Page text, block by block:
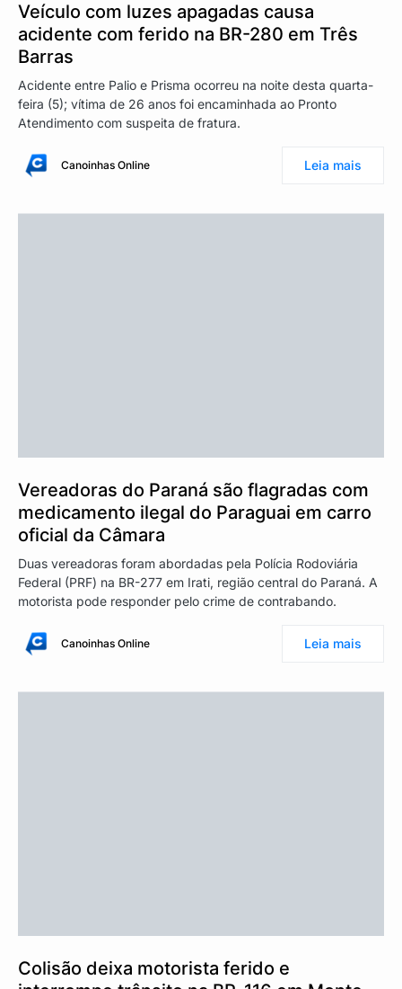
Veículo com luzes apagadas causa
acidente com ferido na BR-280 em Três
Barras
Acidente entre Palio e Prisma ocorreu na noite desta quarta-
feira (5); vítima de 26 anos foi encaminhada ao Pronto
Atendimento com suspeita de fratura.
Canoinhas Online Leia mais
Vereadoras do Paraná são flagradas com
medicamento ilegal do Paraguai em carro
oficial da Câmara
Duas vereadoras foram abordadas pela Polícia Rodoviária
Federal (PRF) na BR-277 em Irati, região central do Paraná. A
motorista pode responder pelo crime de contrabando.
Canoinhas Online Leia mais
Colisão deixa motorista ferido e